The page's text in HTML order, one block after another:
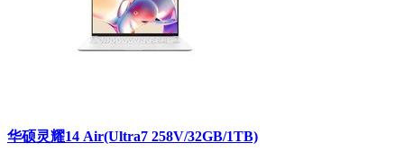
华硕灵耀14 Air(Ultra7 258V/32GB/1TB)